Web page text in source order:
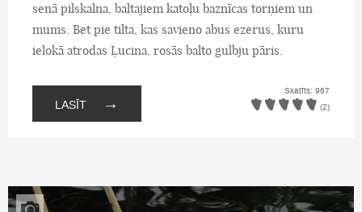
senā pilskalna, baltajiem katoļu baznīcas torņiem un
mums. Bet pie tilta, kas savieno abus ezerus, kuru
ielokā atrodas Ļucina, rosās balto gulbju pāris.
LASĪT →
Skatīts: 967
(2)